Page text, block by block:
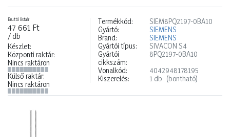
Bruttó listaár
47 661 Ft
/ db
Készlet:
Központi raktár:
Nincs raktáron
Külső raktár:
Nincs raktáron
Termékkód:
SIEM8PQ2197-0BA10
Gyártó:
SIEMENS
Brand:
SIEMENS
Gyártói típus:
SIVACON S4
Gyártói
cikkszám:
8PQ2197-0BA10
Vonalkód:
4042948178195
Kiszerelés:
1 db (bontható)